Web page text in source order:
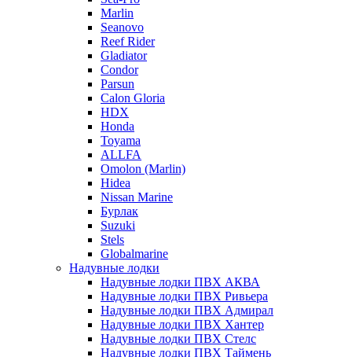
Marlin
Seanovo
Reef Rider
Gladiator
Condor
Parsun
Calon Gloria
HDX
Honda
Toyama
ALLFA
Omolon (Marlin)
Hidea
Nissan Marine
Бурлак
Suzuki
Stels
Globalmarine
Надувные лодки
Надувные лодки ПВХ АКВА
Надувные лодки ПВХ Ривьера
Надувные лодки ПВХ Адмирал
Надувные лодки ПВХ Хантер
Надувные лодки ПВХ Стелс
Надувные лодки ПВХ Таймень